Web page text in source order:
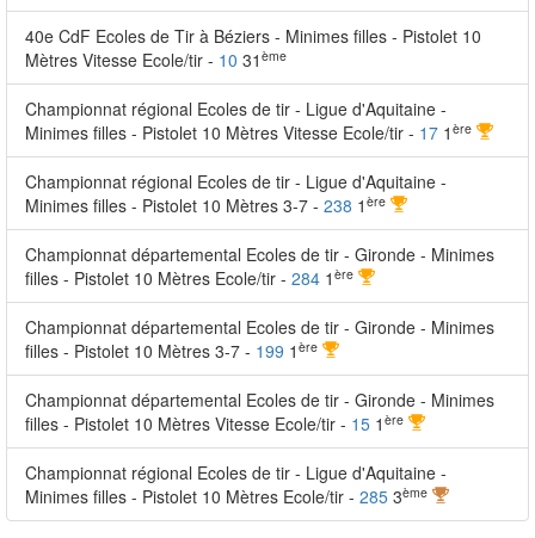
40e CdF Ecoles de Tir à Béziers - Minimes filles - Pistolet 10
Mètres Vitesse Ecole/tir - 10 31 ème
Championnat régional Ecoles de tir - Ligue d'Aquitaine -
Minimes filles - Pistolet 10 Mètres Vitesse Ecole/tir - 17 1 ère
Championnat régional Ecoles de tir - Ligue d'Aquitaine -
Minimes filles - Pistolet 10 Mètres 3-7 - 238 1 ère
Championnat départemental Ecoles de tir - Gironde - Minimes
filles - Pistolet 10 Mètres Ecole/tir - 284 1 ère
Championnat départemental Ecoles de tir - Gironde - Minimes
filles - Pistolet 10 Mètres 3-7 - 199 1 ère
Championnat départemental Ecoles de tir - Gironde - Minimes
filles - Pistolet 10 Mètres Vitesse Ecole/tir - 15 1 ère
Championnat régional Ecoles de tir - Ligue d'Aquitaine -
Minimes filles - Pistolet 10 Mètres Ecole/tir - 285 3ème